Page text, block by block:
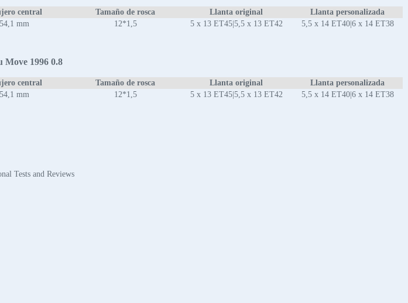
central Tamaño de rosca Llanta original
Llanta personalizada
54,1 mm 12*1,5 5 x 13 ET45|5,5 x 13 ET42 5,5 x 14 ET40|6 x 14 ET38
Move 1996 0.8
central Tamaño de rosca Llanta original
Llanta personalizada
54,1 mm 12*1,5 5 x 13 ET45|5,5 x 13 ET42 5,5 x 14 ET40|6 x 14 ET38
Tests and Reviews